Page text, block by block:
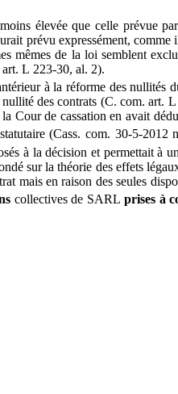
élevée que celle prévue
prévu expressément,
mêmes de la loi semblent
art. L 223-30, al. 2).
à la réforme des nullités
des contrats (C. com.
de cassation en avait
(Cass. com. 30-5-2012
à la décision et permettait à
sur la théorie des effets
mais en raison des seules
collectives de SARLprises à